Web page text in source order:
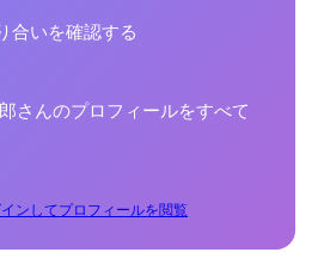
合いを確認する
さんのプロフィールをすべて
インしてプロフィールを閲覧